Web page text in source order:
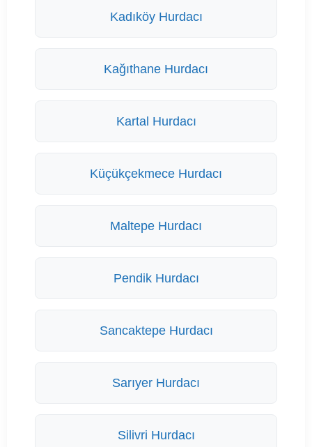
Kadıköy Hurdacı
Kağıthane Hurdacı
Kartal Hurdacı
Küçükçekmece Hurdacı
Maltepe Hurdacı
Pendik Hurdacı
Sancaktepe Hurdacı
Sarıyer Hurdacı
Silivri Hurdacı